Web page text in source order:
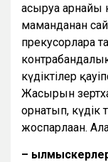
асыруға арнайы
маманданған
прекусорларға
күдіктілер
Жасырын
орнатып, күдік
жоспарлаған.
–